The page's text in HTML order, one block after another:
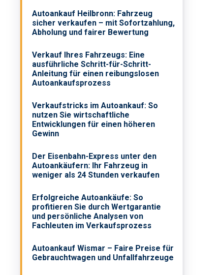
Autoankauf Heilbronn: Fahrzeug
sicher verkaufen – mit Sofortzahlung,
Abholung und fairer Bewertung
Verkauf Ihres Fahrzeugs: Eine
ausführliche Schritt-für-Schritt-
Anleitung für einen reibungslosen
Autoankaufsprozess
Verkaufstricks im Autoankauf: So
nutzen Sie wirtschaftliche
Entwicklungen für einen höheren
Gewinn
Der Eisenbahn-Express unter den
Autoankäufern: Ihr Fahrzeug in
weniger als 24 Stunden verkaufen
Erfolgreiche Autoankäufe: So
profitieren Sie durch Wertgarantie
und persönliche Analysen von
Fachleuten im Verkaufsprozess
Autoankauf Wismar – Faire Preise für
Gebrauchtwagen und Unfallfahrzeuge